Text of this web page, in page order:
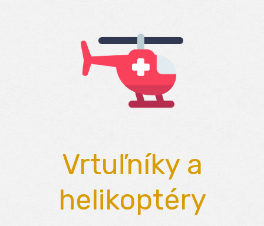
Vrtuľníky a
helikoptéry